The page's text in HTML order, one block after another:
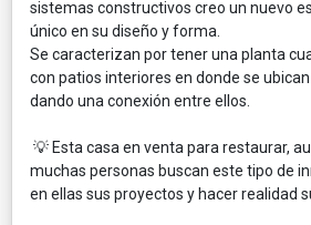
sistemas constructivos creo un nuevo
único en su diseño y forma.
Se caracterizan por tener una planta
con patios interiores en donde se
dando una conexión entre ellos.
💡 Esta casa en venta para restaurar,
muchas personas buscan este tipo de
en ellas sus proyectos y hacer realidad